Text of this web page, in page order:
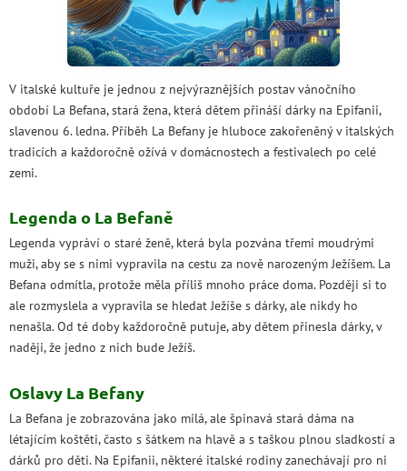
V italské kultuře je jednou z nejvýraznějších postav vánočního
období La Befana, stará žena, která dětem přináší dárky na Epifanii,
slavenou 6. ledna. Příběh La Befany je hluboce zakořeněný v italských
tradicích a každoročně ožívá v domácnostech a festivalech po celé
zemi.
Legenda o La Befaně
Legenda vypráví o staré ženě, která byla pozvána třemi moudrými
muži, aby se s nimi vypravila na cestu za nově narozeným Ježíšem. La
Befana odmítla, protože měla příliš mnoho práce doma. Později si to
ale rozmyslela a vypravila se hledat Ježíše s dárky, ale nikdy ho
nenašla. Od té doby každoročně putuje, aby dětem přinesla dárky, v
naději, že jedno z nich bude Ježíš.
Oslavy La Befany
La Befana je zobrazována jako milá, ale špinavá stará dáma na
létajícím koštěti, často s šátkem na hlavě a s taškou plnou sladkostí a
dárků pro děti. Na Epifanii, některé italské rodiny zanechávají pro ni